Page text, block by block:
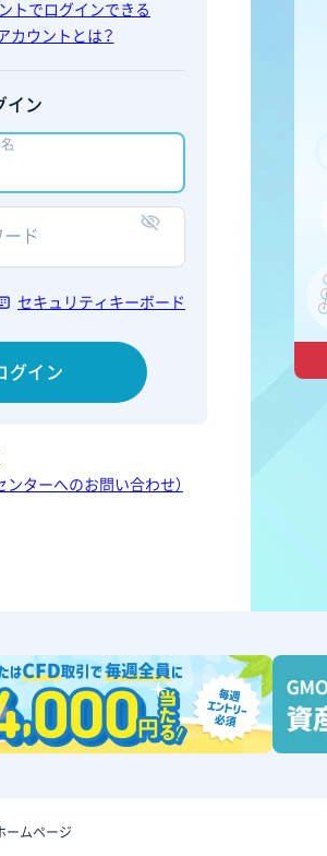
トでログインできる
カウントとは？
イン
ド
セキュリティキーボード
グイン
ンターへのお問い合わせ）
ームページ